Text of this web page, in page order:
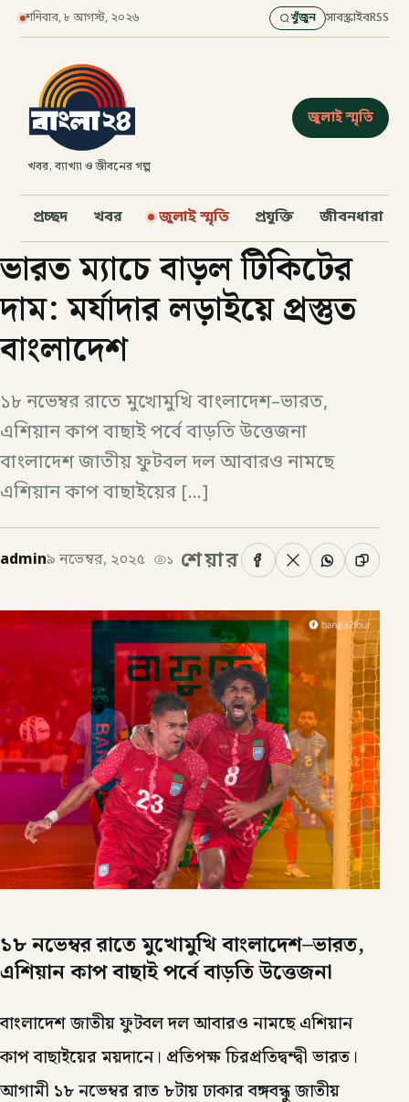
শনিবার, ৮ আগস্ট, ২০২৬ খুঁজুন সাবস্ক্রাইবRSS
খবর, ব্যাখ্যা ও জীবনের গল্প
জুলাই স্মৃতি
প্রচ্ছদ খবর জুলাই স্মৃতি প্রযুক্তি জীবনধারা
ভারত ম্যাচে বাড়ল টিকিটের
দাম: মর্যাদার লড়াইয়ে প্রস্তুত
বাংলাদেশ
১৮ নভেম্বর রাতে মুখোমুখি বাংলাদেশ–ভারত,
এশিয়ান কাপ বাছাই পর্বে বাড়তি উত্তেজনা
বাংলাদেশ জাতীয় ফুটবল দল আবারও নামছে
এশিয়ান কাপ বাছাইয়ের […]
admin৯ নভেম্বর, ২০২৫ ১ শেয়ার
১৮ নভেম্বর রাতে মুখোমুখি বাংলাদেশ–ভারত,
এশিয়ান কাপ বাছাই পর্বে বাড়তি উত্তেজনা
বাংলাদেশ জাতীয় ফুটবল দল আবারও নামছে এশিয়ান
কাপ বাছাইয়ের ময়দানে। প্রতিপক্ষ চিরপ্রতিদ্বন্দ্বী ভারত।
আগামী ১৮ নভেম্বর রাত ৮টায় ঢাকার বঙ্গবন্ধু জাতীয়